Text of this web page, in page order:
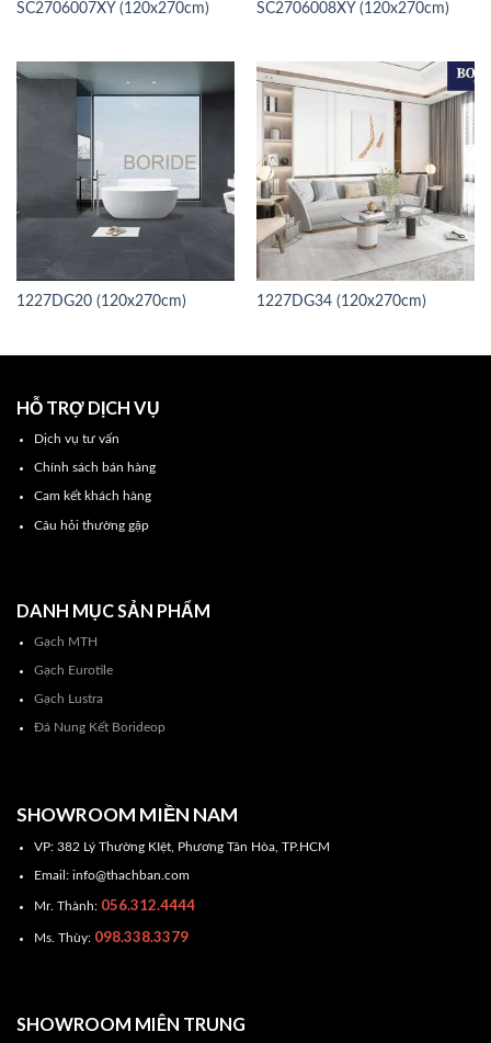
SC2706007XY (120x270cm) SC2706008XY (120x270cm)
1227DG20 (120x270cm) 1227DG34 (120x270cm)
HỖ TRỢ DỊCH VỤ
Dịch vụ tư vấn
Chính sách bán hàng
Cam kết khách hàng
Câu hỏi thường gặp
DANH MỤC SẢN PHẨM
Gạch MTH
Gạch Eurotile
Gạch Lustra
Đá Nung Kết Borideop
SHOWROOM MIỀN NAM
VP: 382 Lý Thường KIệt, Phương Tân Hòa, TP.HCM
Email: info@thachban.com
Mr. Thành:056.312.4444
Ms. Thùy: 098.338.3379
SHOWROOM MIÊN TRUNG